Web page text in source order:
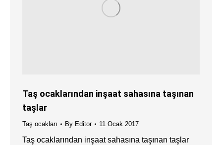
Taş ocaklarından inşaat sahasına taşınan
taşlar
Taş ocakları By Editor 11 Ocak 2017
Taş ocaklarından inşaat sahasına taşınan taşlar